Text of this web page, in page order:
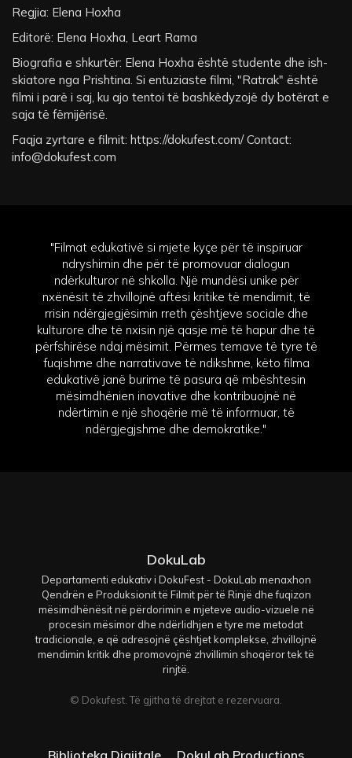
Regjia: Elena Hoxha
Editorë: Elena Hoxha, Leart Rama
Biografia e shkurtër: Elena Hoxha është studente dhe ish-
skiatore nga Prishtina. Si entuziaste filmi, "Ratrak" është
filmi i parë i saj, ku ajo tentoi të bashkëdyzojë dy botërat e
saja të fëmijërisë.
Faqja zyrtare e filmit: https://dokufest.com/ Contact:
info@dokufest.com
"Filmat edukativë si mjete kyçe për të inspiruar
ndryshimin dhe për të promovuar dialogun
ndërkulturor në shkolla. Një mundësi unike për
nxënësit të zhvillojnë aftësi kritike të mendimit, të
rrisin ndërgjegjësimin rreth çështjeve sociale dhe
kulturore dhe të nxisin një qasje më të hapur dhe të
përfshirëse ndaj mësimit. Përmes temave të tyre të
fuqishme dhe narrativave të ndikshme, këto filma
edukativë janë burime të pasura që mbështesin
mësimdhënien inovative dhe kontribuojnë në
ndërtimin e një shoqërie më të informuar, të
ndërgjegjshme dhe demokratike."
DokuLab
Departamenti edukativ i DokuFest - DokuLab menaxhon
Qendrën e Produksionit të Filmit për të Rinjë dhe fuqizon
mësimdhënësit në përdorimin e mjeteve audio-vizuele në
procesin mësimor dhe ndërlidhjen e tyre me metodat
tradicionale, e që adresojnë çështjet komplekse, zhvillojnë
mendimin kritik dhe promovojnë zhvillimin shoqëror tek të
rinjtë.
© Dokufest. Të gjitha të drejtat e rezervuara.
Biblioteka Digjitale DokuLab Productions